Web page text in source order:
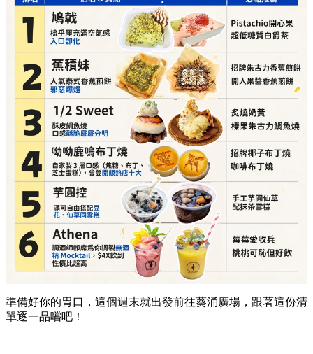
準備好你的胃口，這個週末就出發前往葵涌廣場，跟著這份清
單逐一品嚐吧！